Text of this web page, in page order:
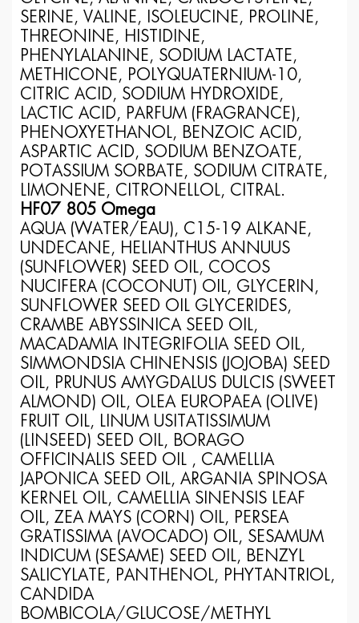
SERINE, VALINE, ISOLEUCINE, PROLINE,
THREONINE, HISTIDINE,
PHENYLALANINE, SODIUM LACTATE,
METHICONE, POLYQUATERNIUM-10,
CITRIC ACID, SODIUM HYDROXIDE,
LACTIC ACID, PARFUM (FRAGRANCE),
PHENOXYETHANOL, BENZOIC ACID,
ASPARTIC ACID, SODIUM BENZOATE,
POTASSIUM SORBATE, SODIUM CITRATE,
LIMONENE, CITRONELLOL, CITRAL.
HF07 805 Omega
AQUA (WATER/EAU), C15-19 ALKANE,
UNDECANE, HELIANTHUS ANNUUS
(SUNFLOWER) SEED OIL, COCOS
NUCIFERA (COCONUT) OIL, GLYCERIN,
SUNFLOWER SEED OIL GLYCERIDES,
CRAMBE ABYSSINICA SEED OIL,
MACADAMIA INTEGRIFOLIA SEED OIL,
SIMMONDSIA CHINENSIS (JOJOBA) SEED
OIL, PRUNUS AMYGDALUS DULCIS (SWEET
ALMOND) OIL, OLEA EUROPAEA (OLIVE)
FRUIT OIL, LINUM USITATISSIMUM
(LINSEED) SEED OIL, BORAGO
OFFICINALIS SEED OIL , CAMELLIA
JAPONICA SEED OIL, ARGANIA SPINOSA
KERNEL OIL, CAMELLIA SINENSIS LEAF
OIL, ZEA MAYS (CORN) OIL, PERSEA
GRATISSIMA (AVOCADO) OIL, SESAMUM
INDICUM (SESAME) SEED OIL, BENZYL
SALICYLATE, PANTHENOL, PHYTANTRIOL,
CANDIDA
BOMBICOLA/GLUCOSE/METHYL